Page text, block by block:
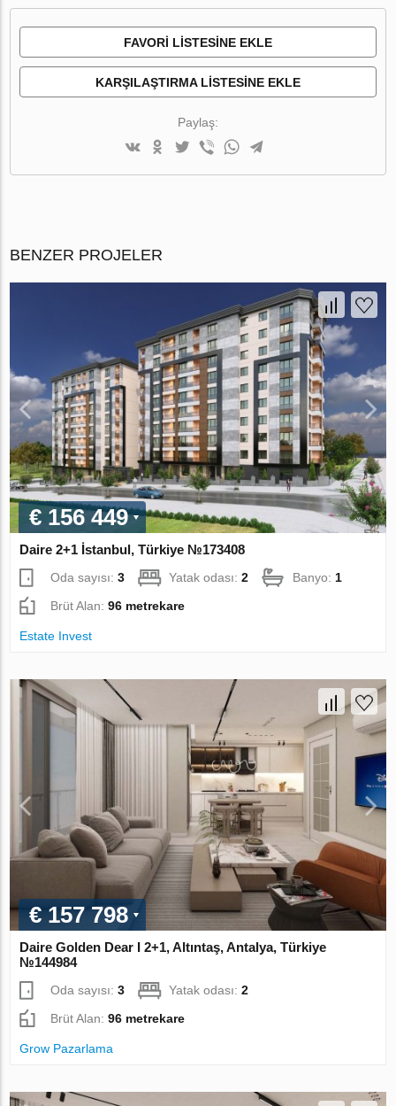
FAVORI LISTESINE EKLE
KARŞILAŞTIRMA LISTESINE EKLE
Paylaş:
BENZER PROJELER
€ 156 449
Daire 2+1 İstanbul, Türkiye №173408
Oda sayısı:3 Yatak odası:2 Banyo:1
Brüt Alan:96 metrekare
Estate Invest
€ 157 798
Daire Golden Dear I 2+1, Altıntaş, Antalya, Türkiye
№144984
Oda sayısı:3 Yatak odası:2
Brüt Alan:96 metrekare
Grow Pazarlama